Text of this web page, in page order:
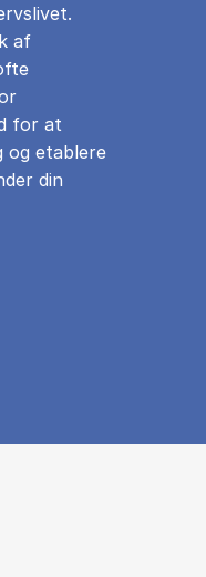
af
for at
og etablere
din